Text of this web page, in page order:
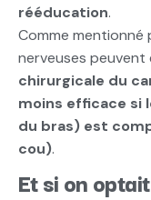
rééducation.
Comme mentionné
nerveuses peuvent
chirurgicale du
moins efficace si
du bras) est
cou).
Et si on